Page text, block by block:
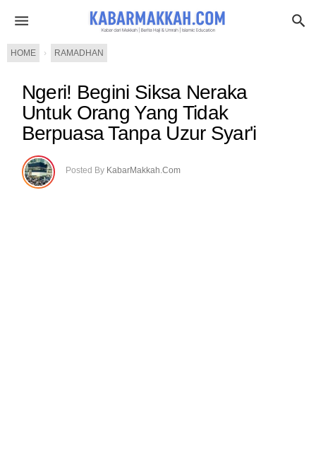
HOME › RAMADHAN
Ngeri! Begini Siksa Neraka
Untuk Orang Yang Tidak
Berpuasa Tanpa Uzur Syar'i
Posted By KabarMakkah.Com